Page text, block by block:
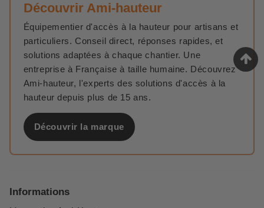
Découvrir Ami-hauteur
Équipementier d'accès à la hauteur pour artisans et
particuliers. Conseil direct, réponses rapides, et
solutions adaptées à chaque chantier. Une
entreprise à Française à taille humaine. Découvrez
Ami-hauteur, l'experts des solutions d'accès à la
hauteur depuis plus de 15 ans.
Découvrir la marque
Informations